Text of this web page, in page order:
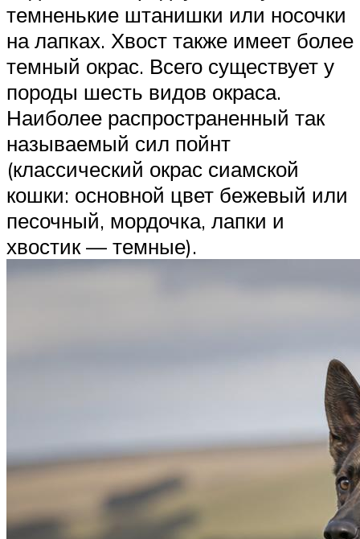
темненькие штанишки или носочки
на лапках. Хвост также имеет более
темный окрас. Всего существует у
породы шесть видов окраса.
Наиболее распространенный так
называемый сил пойнт
(классический окрас сиамской
кошки: основной цвет бежевый или
песочный, мордочка, лапки и
хвостик — темные).